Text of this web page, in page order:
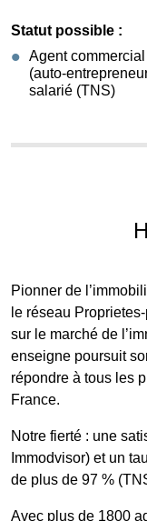
Statut possible :
Agent
(auto-
salarié (TNS)
Pionner de
le réseau
sur le marché de
enseigne poursuit
répondre à tous les
France.
Notre fierté : une
Immodvisor) et un
de plus de 97 %
Avec plus de 1800